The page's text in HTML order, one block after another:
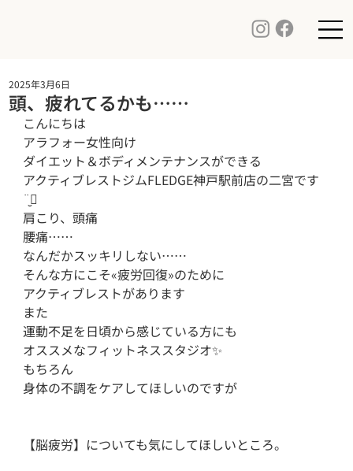
頭、疲れてるかも……
2025年3月6日
こんにちは
アラフォー女性向け
ダイエット＆ボディメンテナンスができる
アクティブレストジムFLEDGE神戸駅前店の二宮です
¨̮⃝
肩こり、頭痛
腰痛……
なんだかスッキリしない……
そんな方にこそ«疲労回復»のために
アクティブレストがあります
また
運動不足を日頃から感じている方にも
オススメなフィットネススタジオ✨
もちろん
身体の不調をケアしてほしいのですが
【脳疲労】についても気にしてほしいところ。